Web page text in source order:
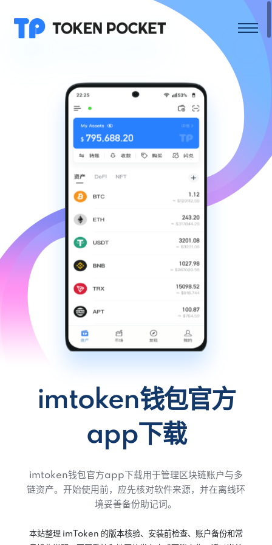
imtoken钱包官方
app下载
imtoken钱包官方app下载用于管理区块链账户与多
链资产。开始使用前，应先核对软件来源，并在离线环
境妥善备份助记词。
本站整理 imToken 的版本核验、安装前检查、账户备份和常